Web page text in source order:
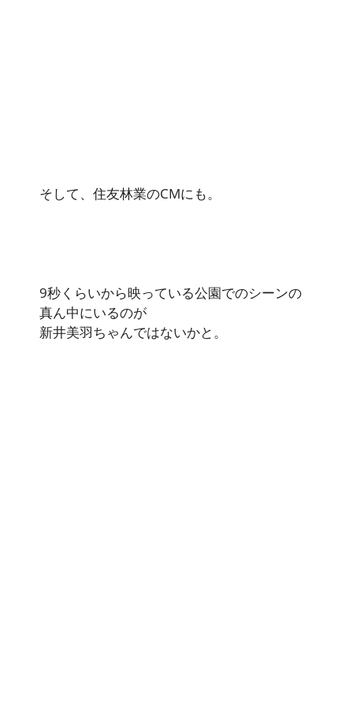
そして、住友林業のCMにも。
9秒くらいから映っている公園でのシーンの
真ん中にいるのが
新井美羽ちゃんではないかと。